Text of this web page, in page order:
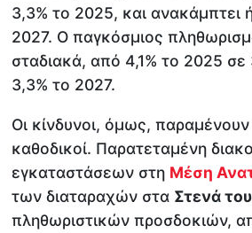
3,3% το 2025, και ανακάμπτει
2027. Ο παγκόσμιος
σταδιακά, από 4,1% το 2025 σε
3,3% το 2027.
Οι κίνδυνοι, όμως,
καθοδικοί. Παρατεταμένη
εγκαταστάσεων στη Μέση
των διαταραχών στα Στενά
πληθωριστικών προσδοκιών,